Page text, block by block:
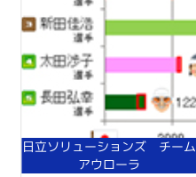
日立ソリューションズ チーム
アウローラ